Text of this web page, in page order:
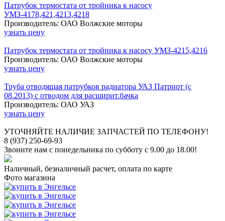
Патрубок термостата от тройника к насосу
УМЗ-4178,421,4213,4218
Производитель: ОАО Волжские моторы
узнать цену
Патрубок термостата от тройника к насосу УМЗ-4215,4216
Производитель: ОАО Волжские моторы
узнать цену
Труба отводящая патрубков радиатора УАЗ Патриот (с
08.2013) с отводом для расширит.бачка
Производитель: ОАО УАЗ
узнать цену
УТОЧНЯЙТЕ НАЛИЧИЕ ЗАПЧАСТЕЙ ПО ТЕЛЕФОНУ!
8 (937) 250-69-93
Звоните нам с понедельника по субботу с 9.00 до 18.00!
Наличный, безналичный расчет, оплата по карте
Фото магазина